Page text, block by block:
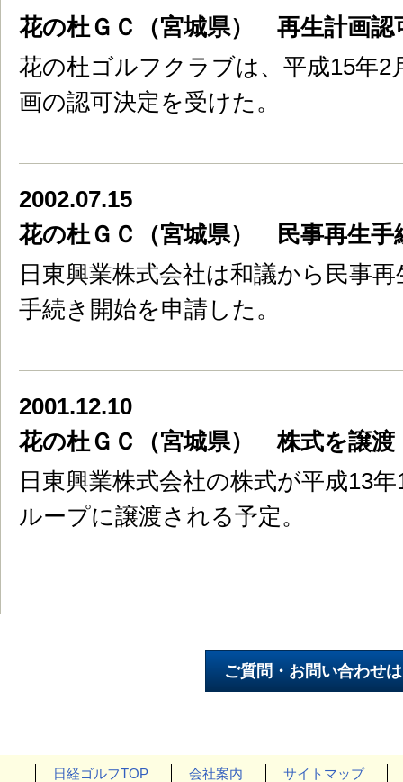
花の杜ＧＣ（宮城県） 再生計画認
花の杜ゴルフクラブは、平成15年2
画の認可決定を受けた。
2002.07.15
花の杜ＧＣ（宮城県） 民事再生手
日東興業株式会社は和議から民事
手続き開始を申請した。
2001.12.10
花の杜ＧＣ（宮城県） 株式を譲渡
日東興業株式会社の株式が平成13
ループに譲渡される予定。
日経ゴルフTOP 会社案内 サイトマップ